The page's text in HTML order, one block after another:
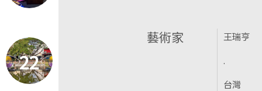
22
藝術家
王瑞亨
.
台灣